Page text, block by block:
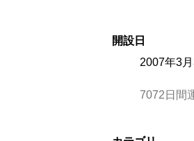
開設日
2007年3月
7072日間